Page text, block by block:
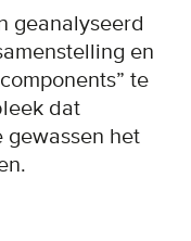
geanalyseerd
en
te
dat
het